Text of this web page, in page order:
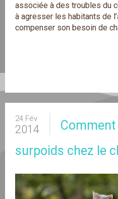
associée à des troubles du
à agresser les habitants de
compenser son besoin de
24 Fév
2014
surpoids chez le